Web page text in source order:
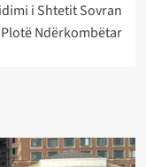
i Shtetit Sovran
Ndërkombëtar